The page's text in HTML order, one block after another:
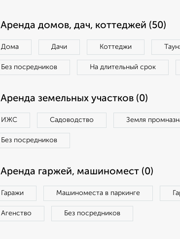
Аренда домов, дач, коттеджей (50)
Дома Дачи Коттеджи
Без посредников На длительный срок
Аренда земельных участков (0)
ИЖС Садоводство Земля
Без посредников
Аренда гаржей, машиномест (0)
Гаражи Машиноместа в паркинге
Агенство Без посредников